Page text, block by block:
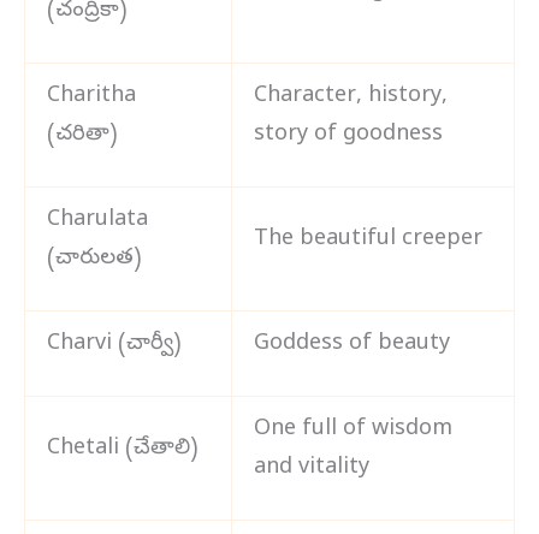
(చంద్రికా)
Charitha
(చరితా)
Character, history,
story of goodness
Charulata
(చారులత)
The beautiful creeper
Charvi (చార్వీ) Goddess of beauty
Chetali (చేతాలి)
One full of wisdom
and vitality